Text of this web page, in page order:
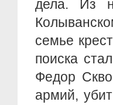
дела. Из
семье
поиска
Федор
армий,